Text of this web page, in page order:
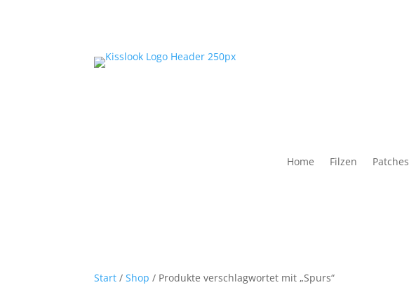
Home Filzen Patches
Start /Shop / Produkte verschlagwortet mit „Spurs“